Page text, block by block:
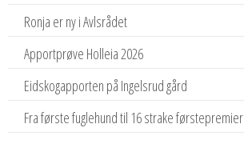
Ronja er ny i Avlsrådet
Apportprøve Holleia 2026
Eidskogapporten på Ingelsrud gård
Fra første fuglehund til 16 strake førstepremier